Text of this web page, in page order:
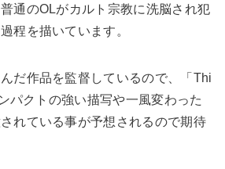
通のOLがカルト宗教に洗脳され犯
程を描いています。
だ作品を監督しているので、「Thi
パクトの強い描写や一風変わった
れている事が予想されるので期待